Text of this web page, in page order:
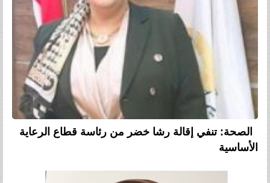
الصحة: تنفي إقالة رشا خضر من رئاسة قطاع الرعاية
الأساسية